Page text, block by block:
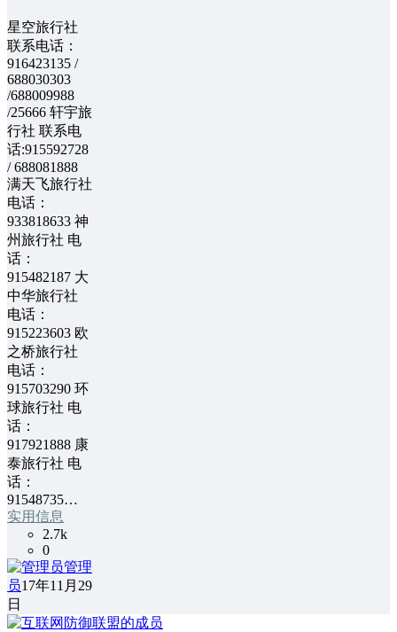
星空旅行社
联系电话：
916423135 /
688030303
/688009988
/25666 轩宇旅
行社 联系电
话:915592728
/ 688081888
满天飞旅行社
电话：
933818633 神
州旅行社 电
话：
915482187 大
中华旅行社
电话：
915223603 欧
之桥旅行社
电话：
915703290 环
球旅行社 电
话：
917921888 康
泰旅行社 电
话：
91548735…
实用信息
2.7k
0
管理
员17年11月29
日